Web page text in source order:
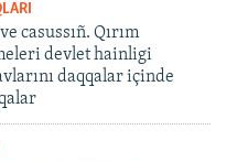
casussıñ. Qırım
devlet hainligi
daqqalar içinde